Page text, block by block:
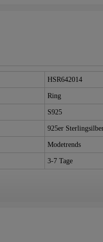
HSR642014
Ring
S925
925er
Modetrends
3-7 Tage